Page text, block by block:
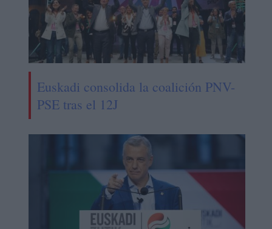
Euskadi consolida la coalición PNV-
PSE tras el 12J